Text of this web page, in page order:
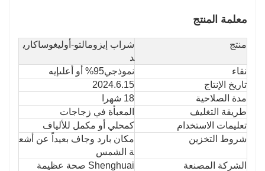
معلمة المنتج
منتج
شراب إيزومالتو-أوليغوساكاري
د
نقاء
نموذجي95% أو أعلى
إيه
تاريخ الإنتاج
2024.6.15
مدة الصلاحية
18 شهرا
طريقة التغليف
المعبأة في زجاجات
تعليمات الاستخدام
كمحلي أو مكمل للألياف
شروط التخزين
مكان بارد وجاف بعيداً عن أشع
ة الشمس
الشركة المصنعة
Shenghuai صحة عظيمة